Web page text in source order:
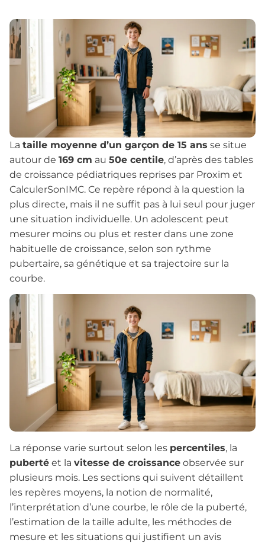
La taille moyenne d’un garçon de 15 ans se situe
autour de 169 cm au 50e centile, d’après des tables
de croissance pédiatriques reprises par Proxim et
CalculerSonIMC. Ce repère répond à la question la
plus directe, mais il ne suffit pas à lui seul pour juger
une situation individuelle. Un adolescent peut
mesurer moins ou plus et rester dans une zone
habituelle de croissance, selon son rythme
pubertaire, sa génétique et sa trajectoire sur la
courbe.
La réponse varie surtout selon les percentiles, la
puberté et la vitesse de croissance observée sur
plusieurs mois. Les sections qui suivent détaillent
les repères moyens, la notion de normalité,
l’interprétation d’une courbe, le rôle de la puberté,
l’estimation de la taille adulte, les méthodes de
mesure et les situations qui justifient un avis